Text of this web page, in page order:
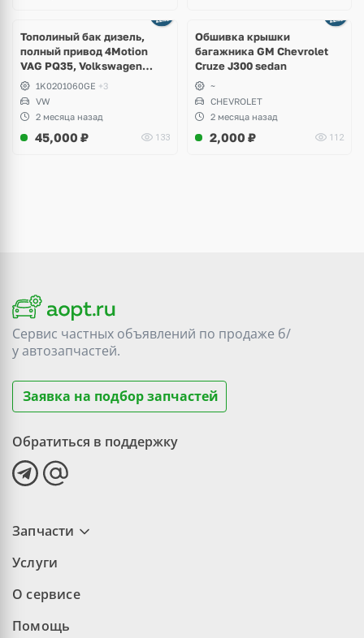
Тополиный бак дизель,
полный привод 4Motion
VAG PQ35, Volkswagen
Scirocco, Golf V, VI, Skoda
Yeti, Octavia A5, Superb,
Audi A3, Seat Altea
1K0201060GE +3
VW
2 месяца назад
45,000 ₽ 133
Обшивка крышки
багажника GM Chevrolet
Cruze J300 sedan
~
CHEVROLET
2 месяца назад
2,000 ₽ 112
Сервис частных объявлений по продаже б/
уавтозапчастей.
Заявка на подбор запчастей
Обратиться в поддержку
Запчасти
Услуги
О сервисе
Помощь